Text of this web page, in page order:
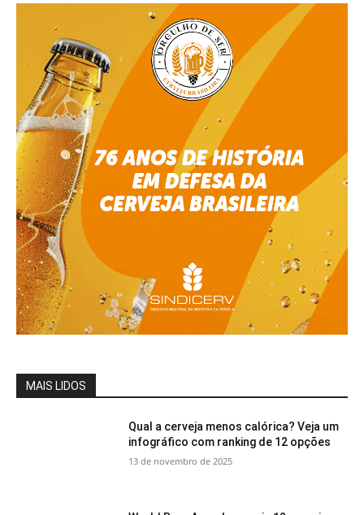
MAIS LIDOS
Qual a cerveja menos calórica? Veja um
infográfico com ranking de 12 opções
13 de novembro de 2025